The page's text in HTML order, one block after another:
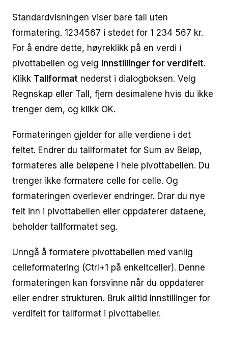
Standardvisningen viser bare tall uten
formatering. 1234567 i stedet for 1 234 567 kr.
For å endre dette, høyreklikk på en verdi i
pivottabellen og velg Innstillinger for verdifelt.
Klikk Tallformat nederst i dialogboksen. Velg
Regnskap eller Tall, fjern desimalene hvis du ikke
trenger dem, og klikk OK.
Formateringen gjelder for alle verdiene i det
feltet. Endrer du tallformatet for Sum av Beløp,
formateres alle beløpene i hele pivottabellen. Du
trenger ikke formatere celle for celle. Og
formateringen overlever endringer. Drar du nye
felt inn i pivottabellen eller oppdaterer dataene,
beholder tallformatet seg.
Unngå å formatere pivottabellen med vanlig
celleformatering (Ctrl+1 på enkeltceller). Denne
formateringen kan forsvinne når du oppdaterer
eller endrer strukturen. Bruk alltid Innstillinger for
verdifelt for tallformat i pivottabeller.